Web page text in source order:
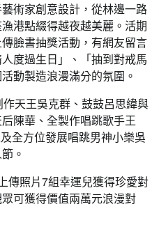
術家創意設計，從林邊一路
港點綴得越夜越美麗。活期
臉書抽獎活動，有網友留言
度過生日」、「抽到對戒馬
動製造浪漫滿分的氛圍。
天王吳克群、鼓鼓呂思緯與
陳華、全製作唱跳歌手王
全方位發展唱跳男神小樂吳
。
傳照片7組幸運兒獲得珍愛對
可獲得價值兩萬元浪漫對